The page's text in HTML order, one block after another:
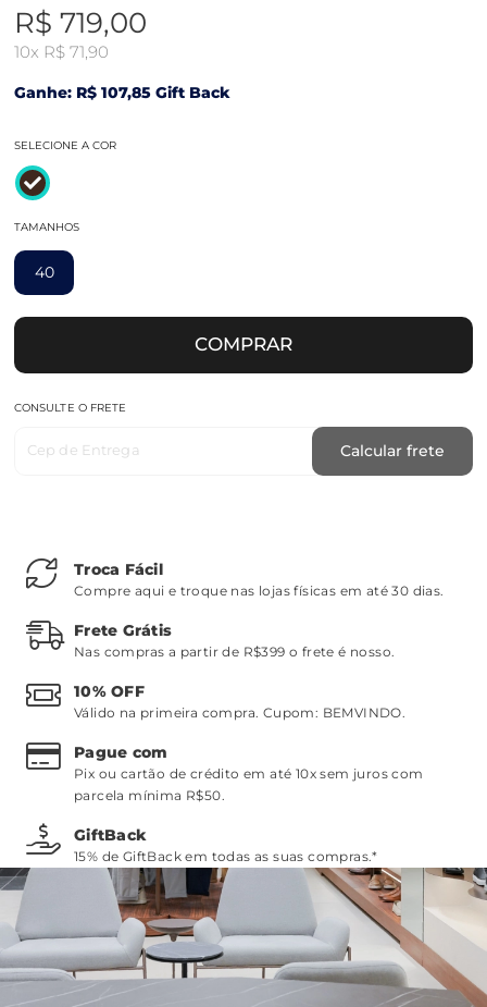
R$ 719,00
10x R$ 71,90
Ganhe: R$ 107,85 Gift Back
SELECIONE A COR
TAMANHOS
40
COMPRAR
CONSULTE O FRETE
Cep de Entrega Calcular frete
Troca Fácil
Compre aqui e troque nas lojas físicas em até 30 dias.
Frete Grátis
Nas compras a partir de R$399 o frete é nosso.
10% OFF
Válido na primeira compra. Cupom: BEMVINDO.
Pague com
Pix ou cartão de crédito em até 10x sem juros com
parcela mínima R$50.
GiftBack
15% de GiftBack em todas as suas compras.*